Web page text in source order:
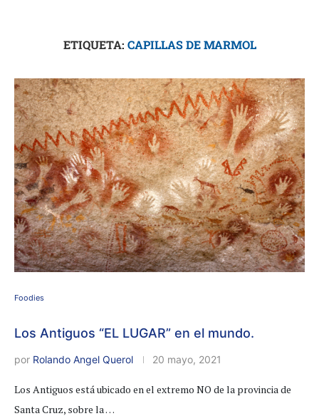
ETIQUETA: CAPILLAS DE MARMOL
Foodies
Los Antiguos “EL LUGAR” en el mundo.
por Rolando Angel Querol 20 mayo, 2021
Los Antiguos está ubicado en el extremo NO de la provincia de
Santa Cruz, sobre la …